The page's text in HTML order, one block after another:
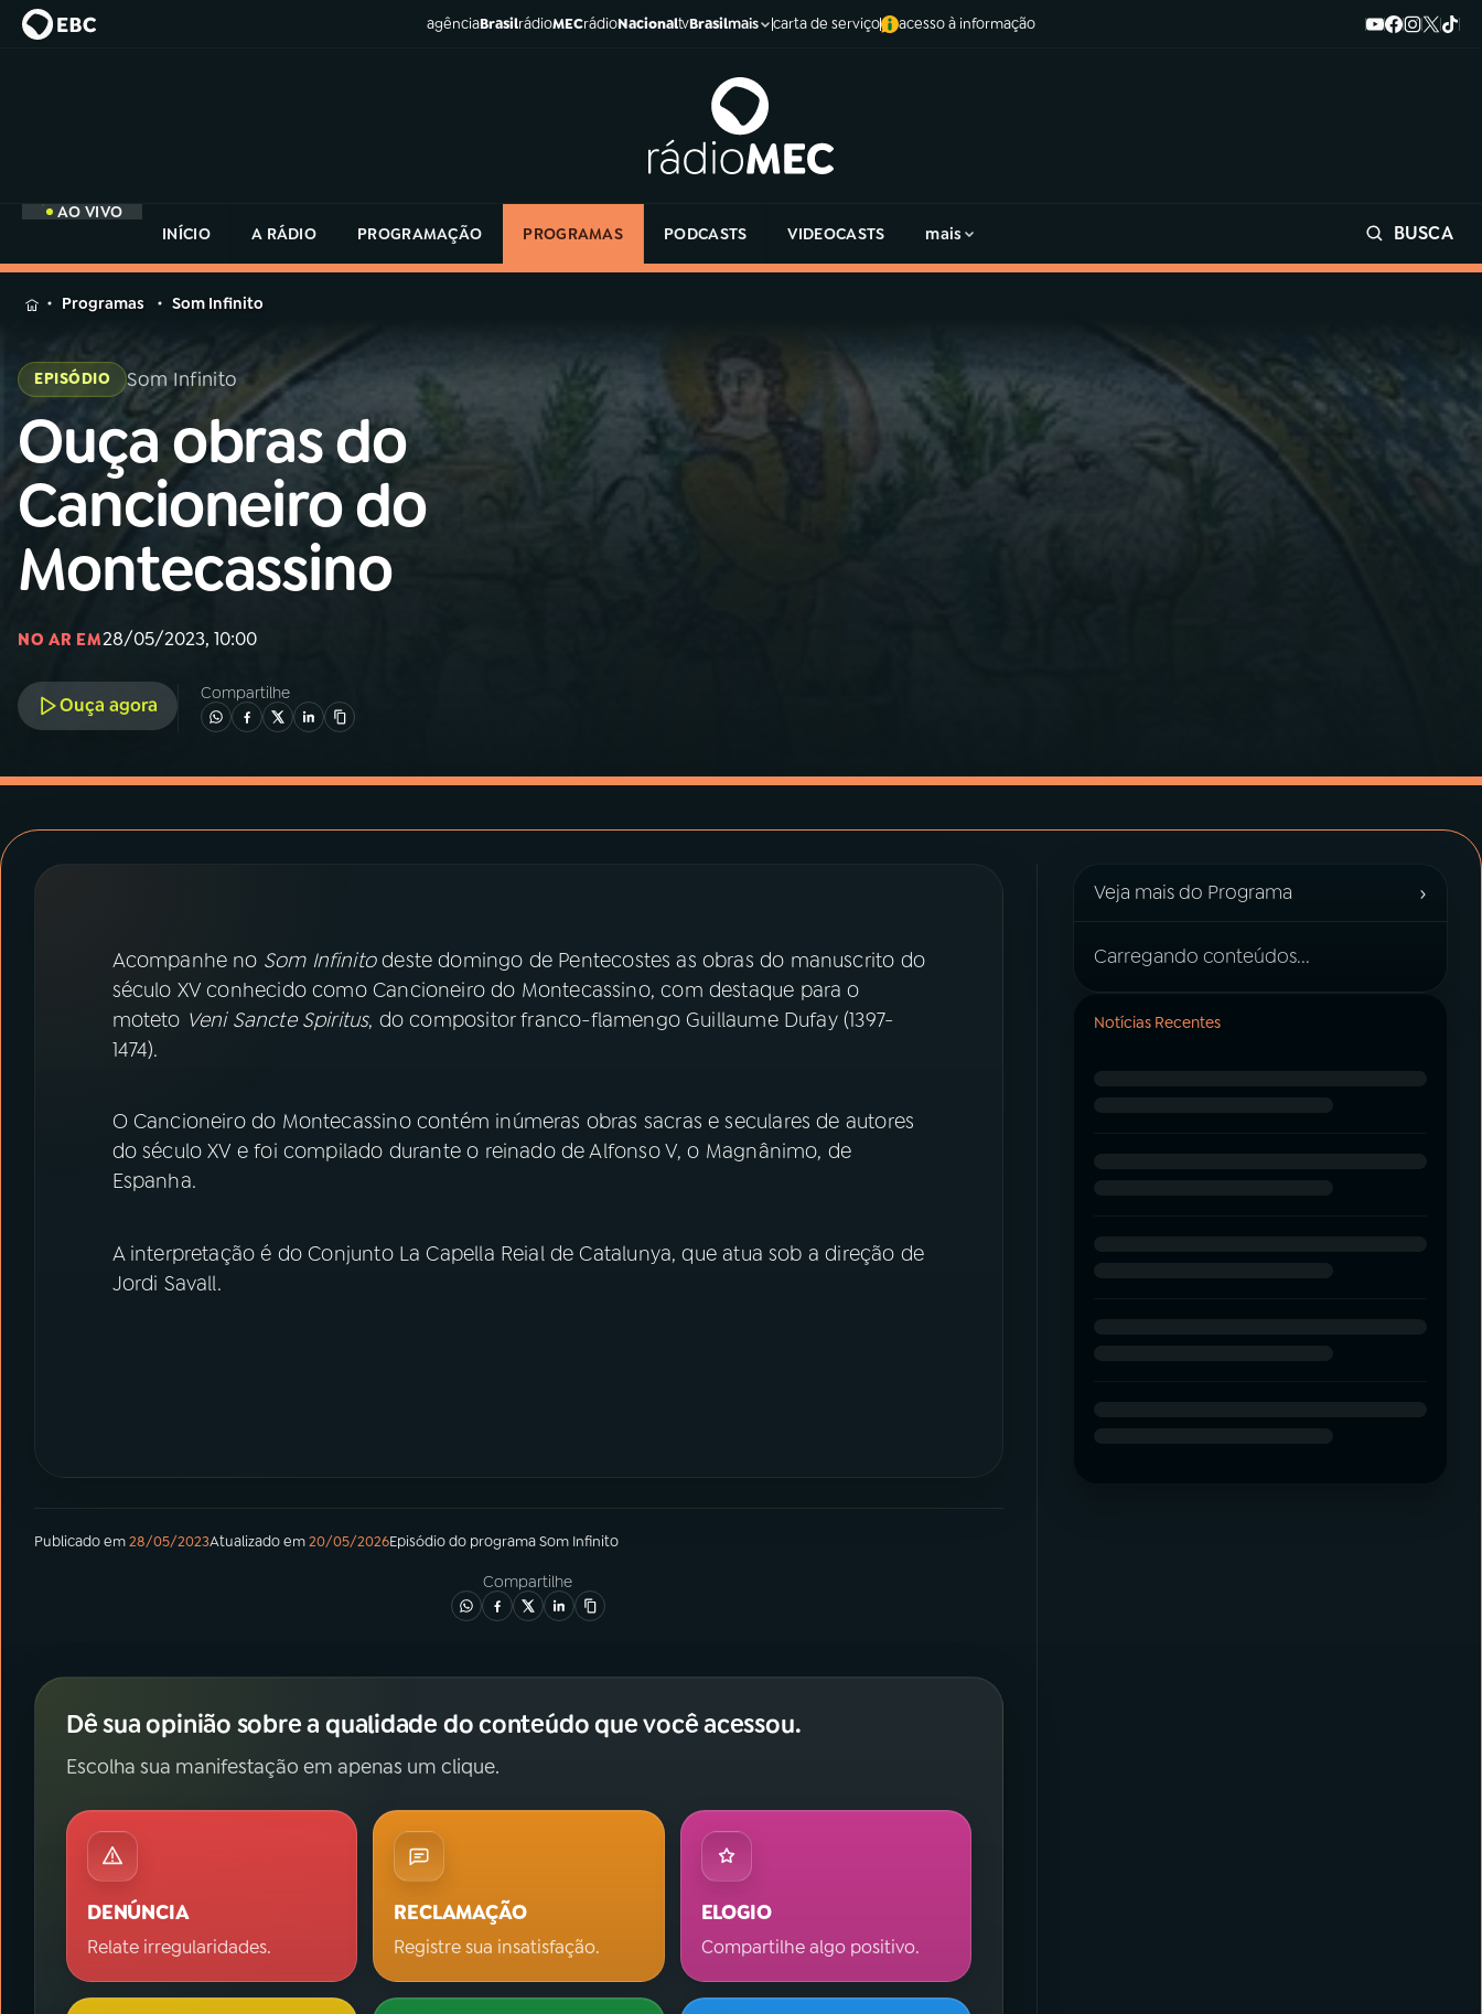
agênciaBrasilrádioMECrádioNacionaltvBrasilmais carta de serviço acesso à informação
AO VIVO
INÍCIO
A RÁDIO PROGRAMAÇÃO PROGRAMAS PODCASTS VIDEOCASTS mais BUSCA
MENU
Buscar
na
Rádio
MEC
Início AO VIVO
01INÍCIO
A RÁDIO
03PROGRAMAÇÃO
04PROGRAMAS
ÚLTIMAS
PRÊMIO RÁDIO MEC
ACOMPANHE A RÁDIO MEC
YouTube
Instagram X
na
Rádio
Programas Som Infinito
EPISÓDIO Som Infinito
Ouça obras do
Cancioneiro do
Montecassino
NO AR EM28/05/2023, 10:00
Ouça agora
Compartilhe
Acompanhe no Som Infinitodeste domingo de Pentecostes as obras do manuscrito do
século XV conhecido como Cancioneiro do Montecassino, com destaque para o
moteto Veni Sancte Spiritus, do compositor franco-flamengo Guillaume Dufay (1397-
1474).
O Cancioneiro do Montecassino contém inúmeras obras sacras e seculares de autores
do século XV e foi compilado durante o reinado de Alfonso V, o Magnânimo, de
Espanha.
A interpretação é do Conjunto La Capella Reial de Catalunya, que atua sob a direção de
Jordi Savall.
Publicado em28/05/2023Atualizado em20/05/2026Episódiodo programaSom Infinito
Compartilhe
Dê sua opinião sobre a qualidade do conteúdo que você acessou.
Escolha sua manifestação em apenas um clique.
DENÚNCIA
Relate irregularidades.
RECLAMAÇÃO
Registre sua insatisfação.
ELOGIO
Compartilhe algo positivo.
Veja mais do Programa ›
Carregando conteúdos...
Notícias Recentes